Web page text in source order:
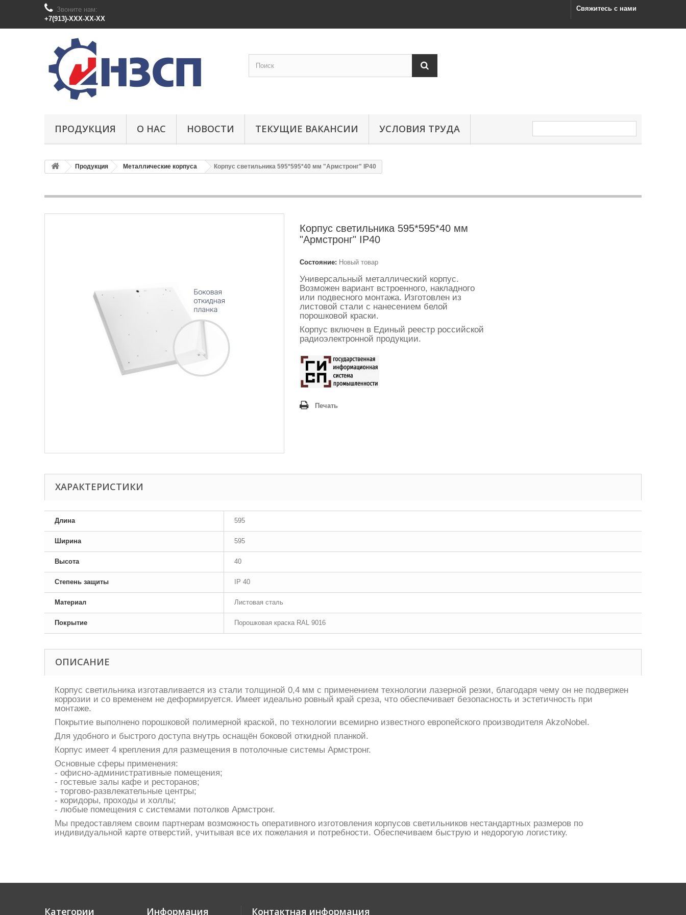
Свяжитесь с нами
Звоните нам:
+7(913)-XXX-XX-XX
ПРОДУКЦИЯ О НАС НОВОСТИ ТЕКУЩИЕ ВАКАНСИИ УСЛОВИЯ ТРУДА
Продукция Металлические корпуса Корпус светильника 595*595*40 мм "Армстронг" IP40
Корпус светильника 595*595*40 мм
"Армстронг" IP40
Состояние: Новый товар
Универсальный металлический корпус.
Возможен вариант встроенного, накладного
или подвесного монтажа. Изготовлен из
листовой стали с нанесением белой
порошковой краски.
Корпус включен в Единый реестр российской
радиоэлектронной продукции.
Печать
ХАРАКТЕРИСТИКИ
Длина 595
Ширина 595
Высота 40
Степень защиты IP 40
Материал Листовая сталь
Покрытие Порошковая краска RAL 9016
ОПИСАНИЕ
Корпус светильника изготавливается из стали толщиной 0,4 мм с применением технологии лазерной резки, благодаря чему он не подвержен
коррозии и со временем не деформируется. Имеет идеально ровный край среза, что обеспечивает безопасность и эстетичность при
монтаже.
Покрытие выполнено порошковой полимерной краской, по технологии всемирно известного европейского производителя AkzoNobel.
Для удобного и быстрого доступа внутрь оснащён боковой откидной планкой.
Корпус имеет 4 крепления для размещения в потолочные системы Армстронг.
Основные сферы применения:
- офисно-административные помещения;
- гостевые залы кафе и ресторанов;
- торгово-развлекательные центры;
- коридоры, проходы и холлы;
- любые помещения с системами потолков Армстронг.
Мы предоставляем своим партнерам возможность оперативного изготовления корпусов светильников нестандартных размеров по
индивидуальной карте отверстий, учитывая все их пожелания и потребности. Обеспечиваем быструю и недорогую логистику.
Категории Информация Контактная информация